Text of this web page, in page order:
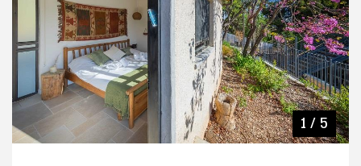
1 / 5
2 / 5
3 / 5
4 / 5
5 / 5